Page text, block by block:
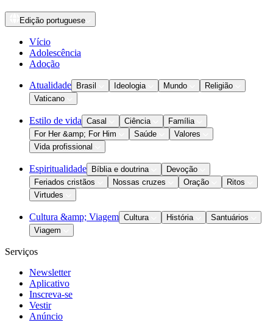
Edição portuguese
Vício
Adolescência
Adoção
Atualidade Brasil Ideologia Mundo
Religião
Vaticano
Estilo de vida Casal Ciência
Família
For Her &amp; For Him
Saúde
Valores
Vida profissional
Espiritualidade Bíblia e doutrina
Devoção
Feriados cristãos
Nossas cruzes Oração
Ritos
Virtudes
Cultura &amp; Viagem Cultura História
Santuários
Viagem
Serviços
Newsletter
Aplicativo
Inscreva-se
Vestir
Anúncio